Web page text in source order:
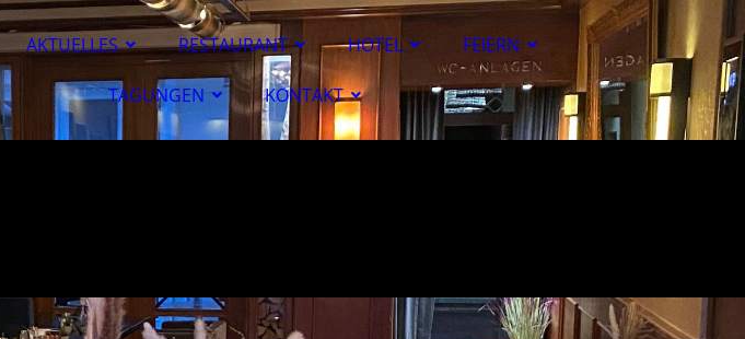
AKTUELLES RESTAURANT HOTEL FEIERN
TAGUNGEN KONTAKT